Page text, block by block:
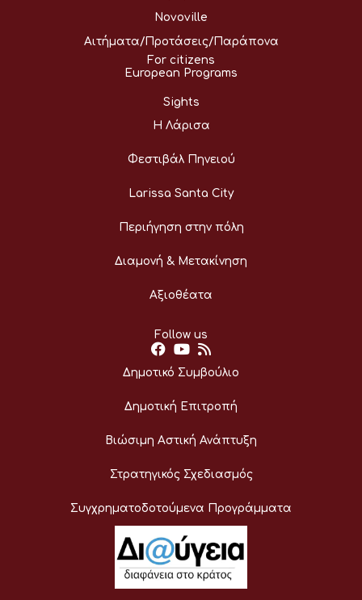
Novoville
Αιτήματα/Προτάσεις/Παράπονα
For citizens
European Programs
Sights
Η Λάρισα
Φεστιβάλ Πηνειού
Larissa Santa City
Περιήγηση στην πόλη
Διαμονή & Μετακίνηση
Αξιοθέατα
Follow us
Δημοτικό Συμβούλιο
Δημοτική Επιτροπή
Βιώσιμη Αστική Ανάπτυξη
Στρατηγικός Σχεδιασμός
Συγχρηματοδοτούμενα Προγράμματα